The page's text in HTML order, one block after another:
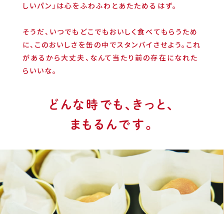
しいパン」は心をふわふわとあたためるはず。
そうだ、いつでもどこでもおいしく食べてもらうため
に、このおいしさを缶の中でスタンバイさせよう。これ
があるから大丈夫、なんて当たり前の存在になれた
らいいな。
どんな時でも、きっと、
まもるんです。